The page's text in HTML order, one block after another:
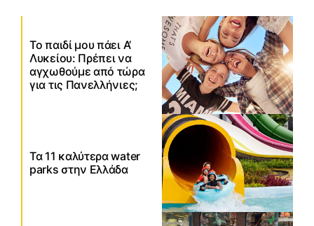
Το παιδί μου πάει Α’
Λυκείου: Πρέπει να
αγχωθούμε από τώρα
για τις Πανελλήνιες;
Τα 11 καλύτερα water
parks στην Ελλάδα